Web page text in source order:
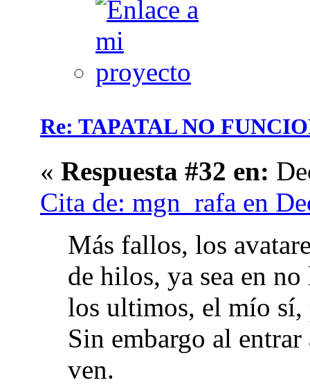
Re: TAPATAL NO
« Respuesta #32 en:
Cita de: mgn_rafa en
Más fallos, los
de hilos, ya sea en
los ultimos, el mío sí,
Sin embargo al
ven.